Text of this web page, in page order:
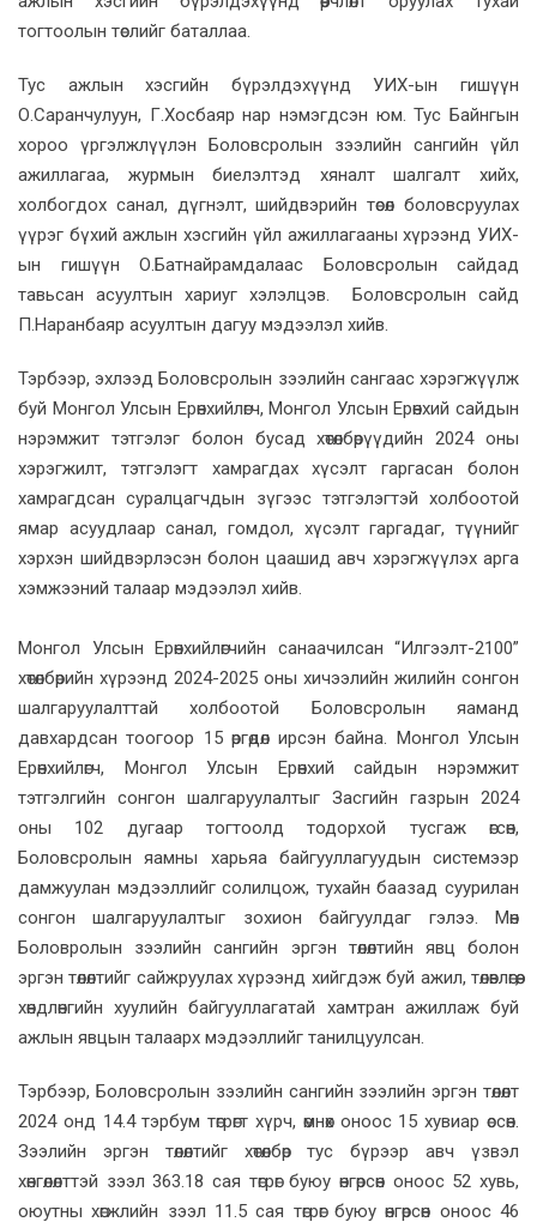
тогтоолын төслийг баталлаа.
Тус ажлын хэсгийн бүрэлдэхүүнд УИХ-ын гишүүн
О.Саранчулуун, Г.Хосбаяр нар нэмэгдсэн юм. Тус Байнгын
хороо үргэлжлүүлэн Боловсролын зээлийн сангийн үйл
ажиллагаа, журмын биелэлтэд хяналт шалгалт хийх,
холбогдох санал, дүгнэлт, шийдвэрийн төсөл боловсруулах
үүрэг бүхий ажлын хэсгийн үйл ажиллагааны хүрээнд УИХ-
ын гишүүн О.Батнайрамдалаас Боловсролын сайдад
тавьсан асуултын хариуг хэлэлцэв. Боловсролын сайд
П.Наранбаяр асуултын дагуу мэдээлэл хийв.
Тэрбээр, эхлээд Боловсролын зээлийн сангаас хэрэгжүүлж
буй Монгол Улсын Ерөнхийлөгч, Монгол Улсын Ерөнхий сайдын
нэрэмжит тэтгэлэг болон бусад хөтөлбөрүүдийн 2024 оны
хэрэгжилт, тэтгэлэгт хамрагдах хүсэлт гаргасан болон
хамрагдсан суралцагчдын зүгээс тэтгэлэгтэй холбоотой
ямар асуудлаар санал, гомдол, хүсэлт гаргадаг, түүнийг
хэрхэн шийдвэрлэсэн болон цаашид авч хэрэгжүүлэх арга
хэмжээний талаар мэдээлэл хийв.
Монгол Улсын Ерөнхийлөгчийн санаачилсан “Илгээлт-2100”
хөтөлбөрийн хүрээнд 2024-2025 оны хичээлийн жилийн сонгон
шалгаруулалттай холбоотой Боловсролын яаманд
давхардсан тоогоор 15 өргөдөл ирсэн байна. Монгол Улсын
Ерөнхийлөгч, Монгол Улсын Ерөнхий сайдын нэрэмжит
тэтгэлгийн сонгон шалгаруулалтыг Засгийн газрын 2024
оны 102 дугаар тогтоолд тодорхой тусгаж өгсөн,
Боловсролын яамны харьяа байгууллагуудын системээр
дамжуулан мэдээллийг солилцож, тухайн баазад суурилан
сонгон шалгаруулалтыг зохион байгуулдаг гэлээ. Мөн
Боловролын зээлийн сангийн эргэн төлөлтийн явц болон
эргэн төлөлтийг сайжруулах хүрээнд хийгдэж буй ажил, төлөвлөгөө,
хөндлөнгийн хуулийн байгууллагатай хамтран ажиллаж буй
ажлын явцын талаарх мэдээллийг танилцуулсан.
Тэрбээр, Боловсролын зээлийн сангийн зээлийн эргэн төлөлт
2024 онд 14.4 тэрбум төгрөгт хүрч, өмнөх оноос 15 хувиар өссөн.
Зээлийн эргэн төлөлтийг хөтөлбөр тус бүрээр авч үзвэл
хөнгөлөлттэй зээл 363.18 сая төгрөг буюу өнгөрсөн оноос 52 хувь,
оюутны хөгжлийн зээл 11.5 сая төгрөг буюу өнгөрсөн оноос 46